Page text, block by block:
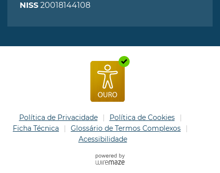
NISS 20018144108
Política de Privacidade
Política de Cookies
Ficha Técnica
Glossário de Termos Complexos
Acessibilidade